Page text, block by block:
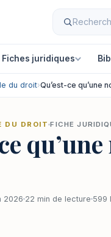
Fiches juridiques
du droit›Qu’est-ce qu’une
DU DROIT FICHE
2026 22 min de lecture 599